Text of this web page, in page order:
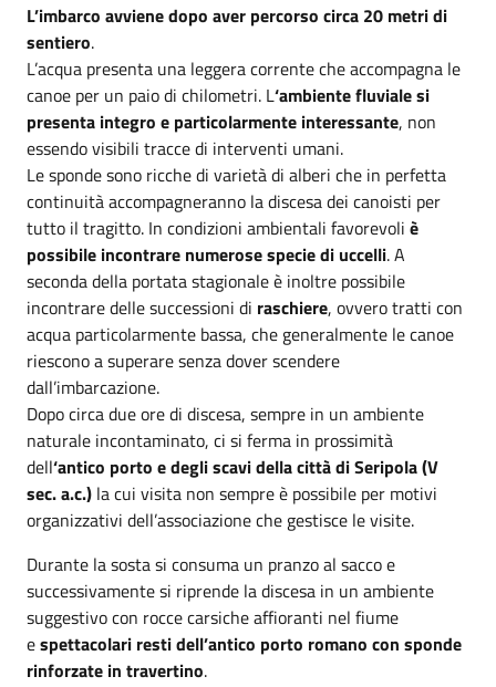
L’imbarco avviene dopo aver percorso circa 20 metri di
sentiero.
L’acqua presenta una leggera corrente che accompagna le
canoe per un paio di chilometri. L‘ambiente fluviale si
presenta integro e particolarmente interessante, non
essendo visibili tracce di interventi umani.
Le sponde sono ricche di varietà di alberi che in perfetta
continuità accompagneranno la discesa dei canoisti per
tutto il tragitto. In condizioni ambientali favorevoli è
possibile incontrare numerose specie di uccelli. A
seconda della portata stagionale è inoltre possibile
incontrare delle successioni di raschiere, ovvero tratti con
acqua particolarmente bassa, che generalmente le canoe
riescono a superare senza dover scendere
dall’imbarcazione.
Dopo circa due ore di discesa, sempre in un ambiente
naturale incontaminato, ci si ferma in prossimità
dell‘antico porto e degli scavi della città di Seripola (V
sec. a.c.) la cui visita non sempre è possibile per motivi
organizzativi dell’associazione che gestisce le visite.
Durante la sosta si consuma un pranzo al sacco e
successivamente si riprende la discesa in un ambiente
suggestivo con rocce carsiche affioranti nel fiume
espettacolari resti dell’antico porto romano con sponde
rinforzate in travertino.